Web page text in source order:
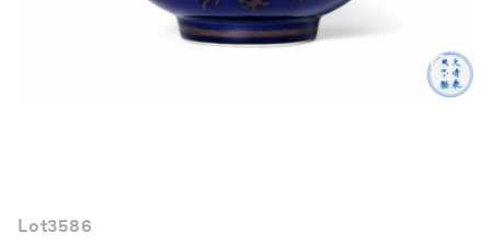
Lot3586